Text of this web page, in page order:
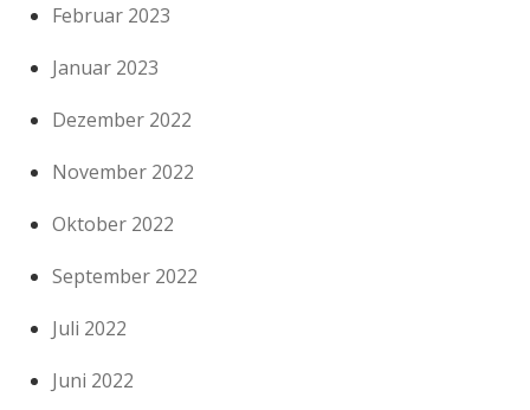
Februar 2023
Januar 2023
Dezember 2022
November 2022
Oktober 2022
September 2022
Juli 2022
Juni 2022